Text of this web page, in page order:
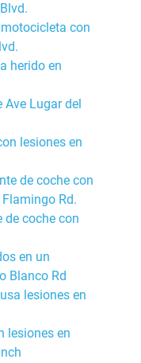
motocicleta con
herido en
Ave Lugar del
lesiones en
de coche con
Rd.
de coche con
en un
Blanco Rd
lesiones en
lesiones en